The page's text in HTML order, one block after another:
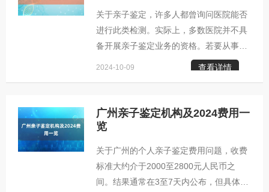
间：5-7个工作日。 个人隐私亲子鉴定因
其高度保密性和便捷性而备受推崇。客户
可以在不亲自前往机构的情况下，自行
关于亲子鉴定，许多人都曾询问医院能否
进行此类检测。实际上，多数医院并不具
备开展亲子鉴定业务的资格。若要从事此
项业务，医院需设立隶属于司法亲子鉴定
学等多学科知识的技术手段，通过分析遗
传特征在父母与子女间的传递规律，来判
州的应用十分广泛，不仅用于私人了解亲
子关系，还可用于办理户籍迁移、医疗出
生证明、入学申请、诉讼、海外留学以及
2024-10-09 查看详情
广州亲子鉴定机构及2024费用一
览
关于广州的个人亲子鉴定费用问题，收费
标准大约介于2000至2800元人民币之
间。结果通常在3至7天内公布，但具体价